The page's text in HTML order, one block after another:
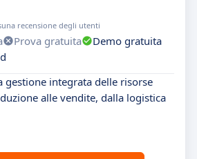
recensione degli utenti
Prova gratuita
Demo gratuita
gestione integrata delle risorse
alle vendite, dalla logistica